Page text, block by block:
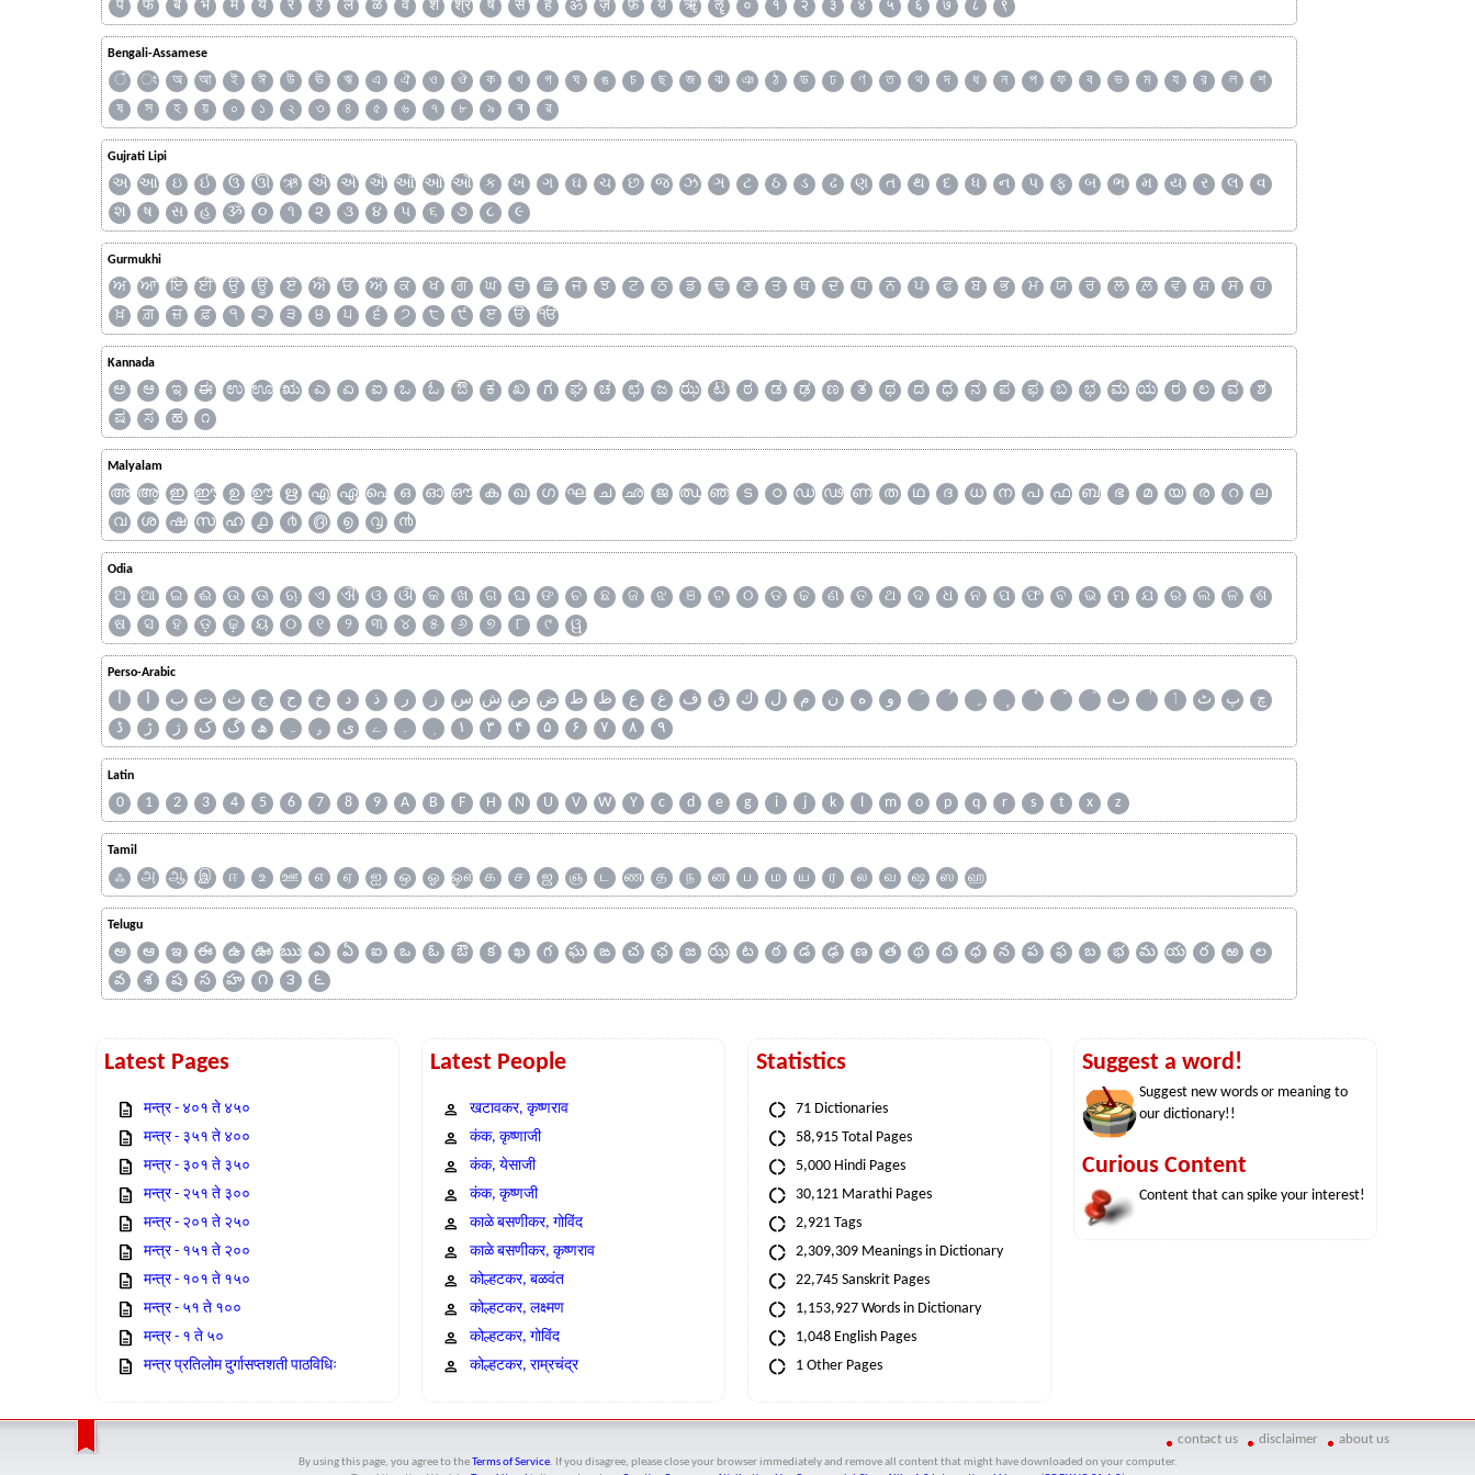
प
फ ब भ म य र ऱ ल ळ व श श्र ष स ह ॐ ज़ फ़ य़ ॠ ॡ ० १ २ ३ ४ ५ ६ ७ ८ ९
Bengali-Assamese
ঁ ং অ আ ই ঈ উ ঊ ঋ এ ঐ ও ঔ ক খ গ ঘ ঙ চ ছ জ ঝ ঞ ঠ ড ঢ ণ ত থ দ ধ ন প ফ ব ভ ম য র ল
শ
ষ
স হ য় ০ ১ ২ ৩ ৪ ৫ ৬ ৭ ৮ ৯ ৰ ৱ
Gujrati Lipi
અ આ ઇ ઈ ઉ ઊ ઋ ઍ એ ઐ ઑ ઓ ઔ ક ખ ગ ઘ ચ છ જ ઝ ઞ ટ ઠ ડ ઢ ણ ત થ દ ધ ન પ ફ બ ભ મ ય ર લ
વ
શ
ષ સ હ ૐ ૦ ૧ ૨ ૩ ૪ ૫ ૬ ૭ ૮ ૯
Gurmukhi
ਅ ਆ ਇ ਈ ਉ ਊ ਏ ਐ ਓ ਔ ਕ ਖ ਗ ਘ ਚ ਛ ਜ ਝ ਟ ਠ ਡ ਢ ਣ ਤ ਥ ਦ ਧ ਨ ਪ ਫ ਬ ਭ ਮ ਯ ਰ ਲ ਲ਼ ਵ ਸ਼ ਸ
ਹ
ਖ਼
ਗ਼ ਜ਼ ਫ਼ ੧ ੨ ੩ ੪ ੫ ੬ ੭ ੮ ੯ ੲ ੳ ੴ
Kannada
ಅ ಆ ಇ ಈ ಉ ಊ ಋ ಎ ಏ ಐ ಒ ಓ ಔ ಕ ಖ ಗ ಘ ಚ ಛ ಜ ಝ ಟ ಠ ಡ ಢ ಣ ತ ಥ ದ ಧ ನ ಪ ಫ ಬ ಭ ಮ ಯ ರ ಲ ವ
ಶ
ಷ
ಸ ಹ ೧
Malyalam
അ ആ ഇ ഈ ഉ ഊ ഋ എ ഏ ഐ ഒ ഓ ഔ ക ഖ ഗ ഘ ച ഛ ജ ഝ ഞ ട ഠ ഡ ഢ ണ ത ഥ ദ ധ ന പ ഫ ബ ഭ മ യ ര റ
ല
വ
ശ ഷ സ ഹ ൧ ൪ ൫ ൭ ൮ ൯
Odia
ଅ ଆ ଇ ଈ ଉ ଊ ଋ ଏ ଐ ଓ ଔ କ ଖ ଗ ଘ ଙ ଚ ଛ ଜ ଝ ଞ ଟ ଠ ଡ ଢ ଣ ତ ଥ ଦ ଧ ନ ପ ଫ ବ ଭ ମ ଯ ର ଲ ଳ
ଶ
ଷ
ସ ହ ଡ଼ ଢ଼ ୟ ୦ ୧ ୨ ୩ ୪ ୫ ୬ ୭ ୮ ୯ ୱ
Perso-Arabic
آ ا ب ت ث ج ح خ د ذ ر ز س ش ص ض ط ظ ع غ ف ق ك ل م ن ه و ٮ ٲ ٹ پ
چ
ڈ
ڑ ژ ک گ ھ ہ ۄ ی ے ۔ ۱ ۳ ۴ ۵ ۶ ۷ ۸ ۹
Latin
0 1 2 3 4 5 6 7 8 9 A B F H N U V W Y c d e g i j k l m o p q r s t x z
Tamil
ஃ அ ஆ இ ஈ உ ஊ எ ஏ ஐ ஒ ஓ ஔ க ச ஜ ஞ ட ண த ந ன ப ம ய ர ல வ ஷ ஸ ஹ
Telugu
అ ఆ ఇ ఈ ఉ ఊ ఋ ఎ ఏ ఐ ఒ ఓ ఔ క ఖ గ ఘ ఙ చ ఛ జ ఝ ట ఠ డ ఢ ణ త థ ద ధ న ప ఫ బ భ మ య ర ఱ
ల
వ
శ ష స హ ౧ ౩ ౬
Latest Pages
मन्त्र - ४०१ ते ४५०
मन्त्र - ३५१ ते ४००
मन्त्र - ३०१ ते ३५०
मन्त्र - २५१ ते ३००
मन्त्र - २०१ ते २५०
मन्त्र - १५१ ते २००
मन्त्र - १०१ ते १५०
मन्त्र - ५१ ते १००
मन्त्र - १ ते ५०
मन्त्र प्रतिलोम दुर्गासप्तशती पाठविधिः
Latest People
खटावकर, कृष्णराव
कंक, कृष्णाजी
कंक, येसाजी
कंक, कृष्णजी
काळे बसणीकर, गोविंद
काळे बसणीकर, कृष्णराव
कोल्हटकर, बळवंत
कोल्हटकर, लक्ष्मण
कोल्हटकर, गोविंद
कोल्हटकर, राम्रचंद्र
Statistics
71 Dictionaries
58,915 Total Pages
5,000 Hindi Pages
30,121 Marathi Pages
2,921 Tags
2,309,309 Meanings in Dictionary
22,745 Sanskrit Pages
1,153,927 Words in Dictionary
1,048 English Pages
1 Other Pages
Suggest a word!
Suggest new words or meaning to
our dictionary!!
Curious Content
Content that can spike your interest!
contact us disclaimer about us
By using this page, you agree to the Terms of Service. If you disagree, please close your browser immediately and remove all content that might have downloaded on your computer.